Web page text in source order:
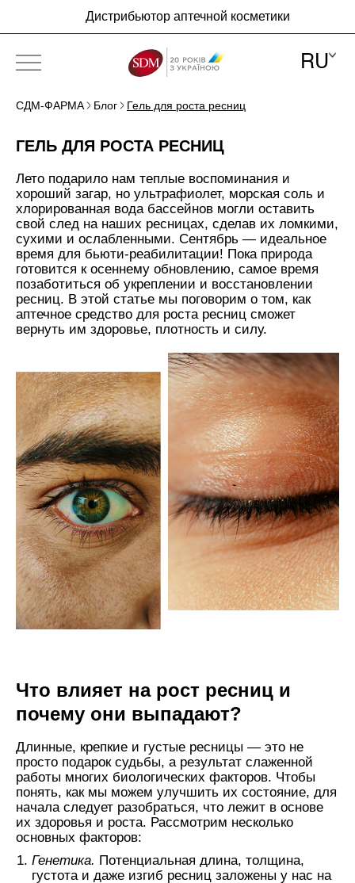
Дистрибьютор аптечной косметики
RU
БРЕНДЫ
НОВОСТИ
БЛОГ
КОНТАКТЫ
RU
СДМ-ФАРМА Блог Гель для роста ресниц
ГЕЛЬ ДЛЯ РОСТА РЕСНИЦ
Лето подарило нам теплые воспоминания и
хороший загар, но ультрафиолет, морская соль и
хлорированная вода бассейнов могли оставить
свой след на наших ресницах, сделав их ломкими,
сухими и ослабленными. Сентябрь — идеальное
время для бьюти-реабилитации! Пока природа
готовится к осеннему обновлению, самое время
позаботиться об укреплении и восстановлении
ресниц. В этой статье мы поговорим о том, как
аптечное средство для роста ресниц сможет
вернуть им здоровье, плотность и силу.
Что влияет на рост ресниц и
почему они выпадают?
Длинные, крепкие и густые ресницы — это не
просто подарок судьбы, а результат слаженной
работы многих биологических факторов. Чтобы
понять, как мы можем улучшить их состояние, для
начала следует разобраться, что лежит в основе
их здоровья и роста. Рассмотрим несколько
основных факторов:
Генетика. Потенциальная длина, толщина,
густота и даже изгиб ресниц заложены у нас на